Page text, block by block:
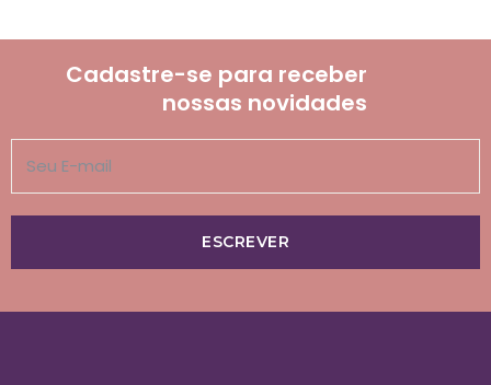
Cadastre-se para receber
nossas novidades
ESCREVER